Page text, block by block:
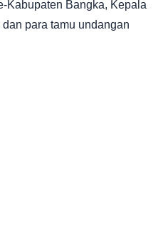
Kabupaten Bangka, Kepala
para tamu undangan